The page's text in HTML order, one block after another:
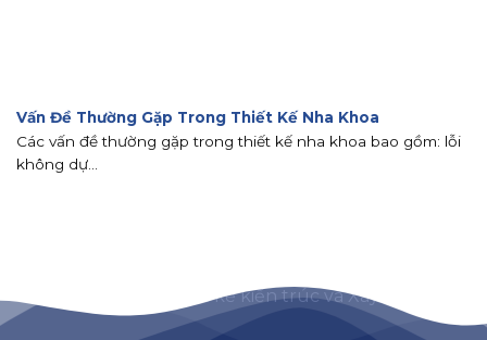
Vấn Đề Thường Gặp Trong Thiết Kế Nha Khoa
Các vấn đề thường gặp trong thiết kế nha khoa bao gồm: lỗi
không dự...